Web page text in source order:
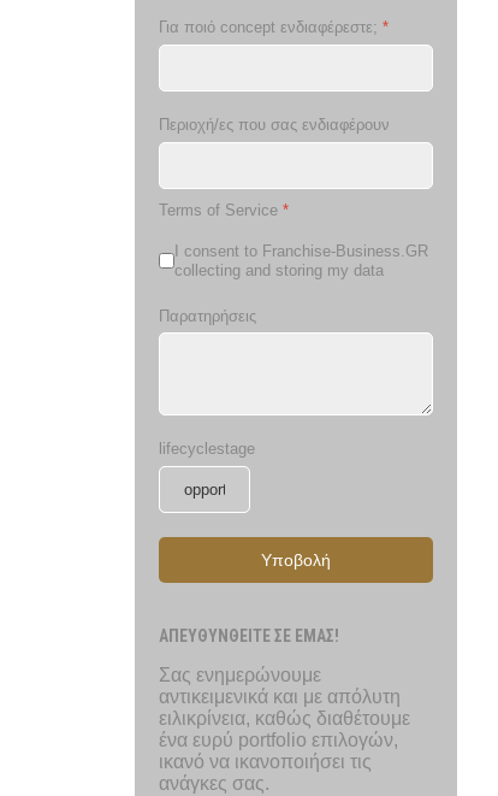
Για ποιό concept ενδιαφέρεστε; *
Περιοχή/ες που σας ενδιαφέρουν
Terms of Service *
I consent to Franchise-Business.GR
collecting and storing my data
Παρατηρήσεις
lifecyclestage
Υποβολή
ΑΠΕΥΘΥΝΘΕΙΤΕ ΣΕ ΕΜΑΣ!
Σας ενημερώνουμε
αντικειμενικά και με απόλυτη
ειλικρίνεια, καθώς διαθέτουμε
ένα ευρύ portfolio επιλογών,
ικανό να ικανοποιήσει τις
ανάγκες σας.